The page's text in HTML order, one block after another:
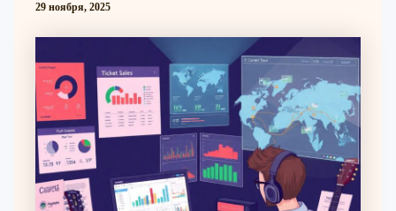
29 ноября, 2025